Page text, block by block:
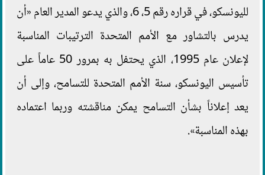
لليونسكو، في قراره رقم 5، 6، والذي يدعو المدير العام «أن
يدرس بالتشاور مع الأمم المتحدة الترتيبات المناسبة
لإعلان عام 1995، الذي يحتفل به بمرور 50 عاماً على
تأسيس اليونسكو، سنة الأمم المتحدة للتسامح، وإلى أن
يعد إعلاناً بشأن التسامح يمكن مناقشته وربما اعتماده
بهذه المناسبة».